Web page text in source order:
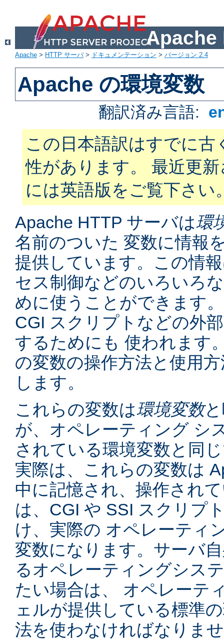
Apache
Apache > HTTP サーバ> ドキュメンテーション > バージョン 2.4
Apache の環境変数
翻訳済み言語:
この日本語訳はすでに古
性があります。 最近更
には英語版をご覧下さい
Apache HTTP サーバは環
名前のついた 変数に情報
提供しています。この情
セス制御などのいろいろ
めに使うことができます
CGI スクリプトなどの外
するためにも 使われます
の変数の操作方法と使用
します。
これらの変数は環境変数
が、オペレーティング シ
されている環境変数と同
実際は、これらの変数は
中に記憶され、操作され
は、CGI や SSI スクリプ
け、実際の オペレーティ
変数になります。サーバ
るオペレーティングシス
たい場合は、 オペレーテ
ェルが提供している標準
法を使わなければなりま